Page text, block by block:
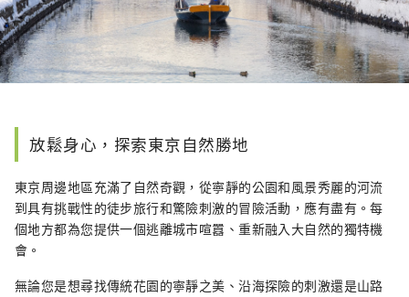
放鬆身心，探索東京自然勝地
東京周邊地區充滿了自然奇觀，從寧靜的公園和風景秀麗的河流
到具有挑戰性的徒步旅行和驚險刺激的冒險活動，應有盡有。每
個地方都為您提供一個逃離城市喧囂、重新融入大自然的獨特機
會。
無論您是想尋找傳統花園的寧靜之美、沿海探險的刺激還是山路